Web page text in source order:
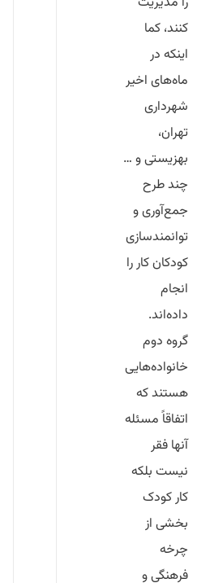
کنند، کما
اینکه در
ماه‌های اخیر
شهرداری
تهران،
بهزیستی و …
چند طرح
جمع‌آوری و
توانمندسازی
کودکان کار را
انجام
داده‌اند.
گروه دوم
خانواده‌هایی
هستند که
اتفاقاً مسئله
آنها فقر
نیست بلکه
کار کودک
بخشی از
چرخه
فرهنگی و